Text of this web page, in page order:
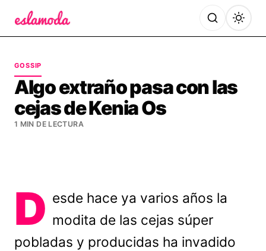
GOSSIP
Algo extraño pasa con las
cejas de Kenia Os
1 MIN DE LECTURA
D esde hace ya varios años la
modita de las cejas súper
pobladas y producidas ha invadido